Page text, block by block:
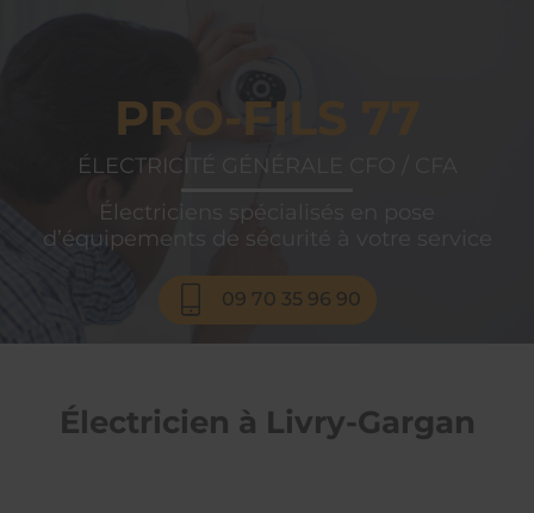
PRO-FILS 77
ÉLECTRICITÉ GÉNÉRALE CFO / CFA
Électriciens spécialisés en pose
d’équipements de sécurité à votre service
09 70 35 96 90
Électricien à Livry-Gargan